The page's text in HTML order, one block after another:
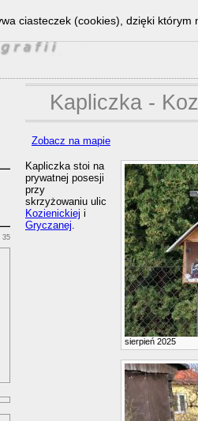
35
Kapliczka -
Zobacz na mapie
sierpień 2025
Kapliczka stoi na
prywatnej posesji
przy
skrzyżowaniu ulic
Kozienickiej i
Gryczanej.
ciasteczek (cookies), dzięki którym